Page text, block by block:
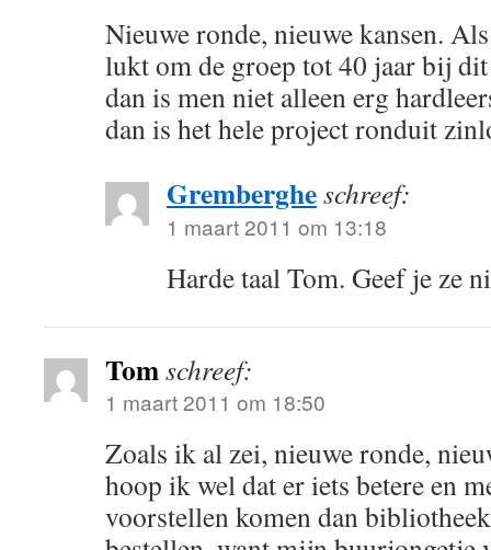
Nieuwe ronde, nieuwe kansen.
lukt om de groep tot 40 jaar bij
dan is men niet alleen erg
dan is het hele project ronduit
Grembergheschreef:
1 maart 2011 om 13:18
Harde taal Tom. Geef je ze
Tomschreef:
1 maart 2011 om 18:50
Zoals ik al zei, nieuwe ronde,
hoop ik wel dat er iets betere en
voorstellen komen dan